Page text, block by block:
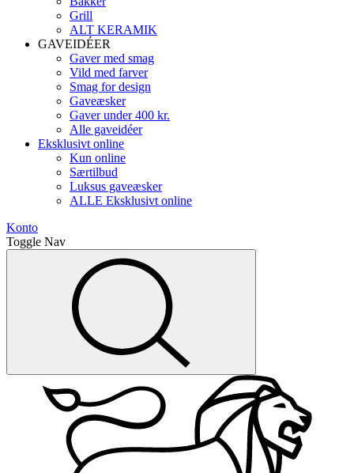
Grill
ALT KERAMIK
GAVEIDÉER
Gaver med smag
Vild med farver
Smag for design
Gaveæsker
Gaver under 400 kr.
Alle gaveidéer
Eksklusivt online
Kun online
Særtilbud
Luksus gaveæsker
ALLE Eksklusivt online
Konto
Toggle Nav